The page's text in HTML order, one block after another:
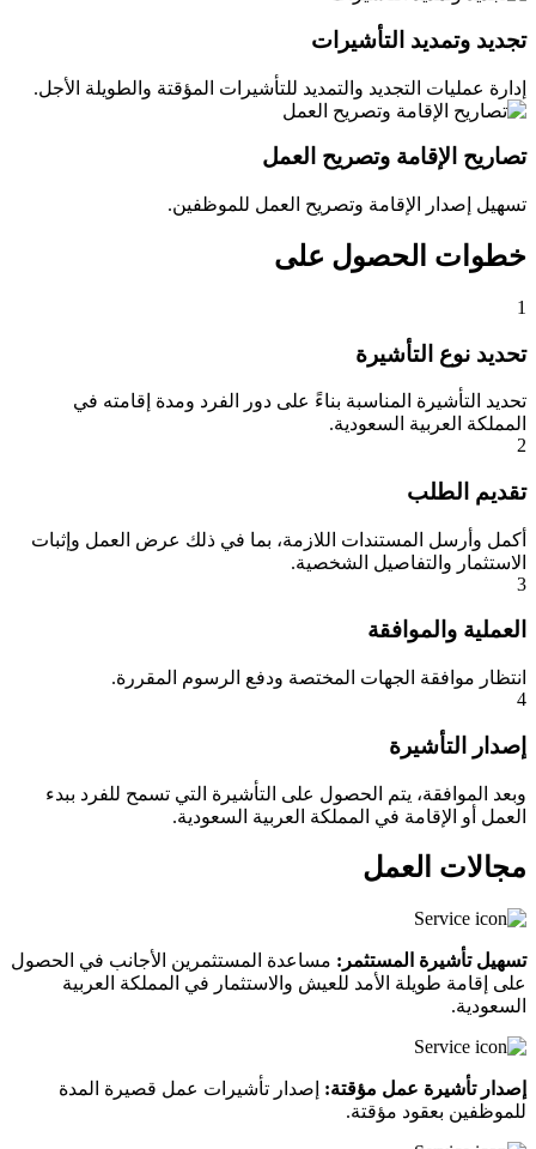
تجديد وتمديد التأشيرات
إدارة عمليات التجديد والتمديد للتأشيرات المؤقتة والطويلة الأجل.
تصاريح الإقامة وتصريح العمل
تسهيل إصدار الإقامة وتصريح العمل للموظفين.
خطوات الحصول على
1
تحديد نوع التأشيرة
تحديد التأشيرة المناسبة بناءً على دور الفرد ومدة إقامته في
المملكة العربية السعودية.
2
تقديم الطلب
أكمل وأرسل المستندات اللازمة، بما في ذلك عرض العمل وإثبات
الاستثمار والتفاصيل الشخصية.
3
العملية والموافقة
انتظار موافقة الجهات المختصة ودفع الرسوم المقررة.
4
إصدار التأشيرة
وبعد الموافقة، يتم الحصول على التأشيرة التي تسمح للفرد ببدء
العمل أو الإقامة في المملكة العربية السعودية.
مجالات العمل
تسهيل تأشيرة المستثمر: مساعدة المستثمرين الأجانب في الحصول
على إقامة طويلة الأمد للعيش والاستثمار في المملكة العربية
السعودية.
إصدار تأشيرة عمل مؤقتة: إصدار تأشيرات عمل قصيرة المدة
للموظفين بعقود مؤقتة.